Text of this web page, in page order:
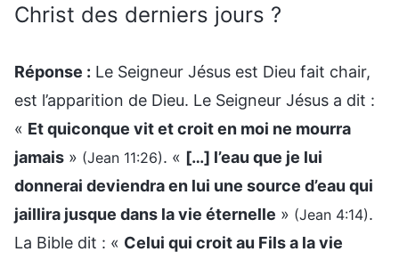
Christ des derniers jours ?
Réponse : Le Seigneur Jésus est Dieu fait chair,
est l’apparition de Dieu. Le Seigneur Jésus a dit :
« Et quiconque vit et croit en moi ne mourra
jamais » (Jean 11:26). « […] l’eau que je lui
donnerai deviendra en lui une source d’eau qui
jaillira jusque dans la vie éternelle » (Jean 4:14).
La Bible dit : « Celui qui croit au Fils a la vie